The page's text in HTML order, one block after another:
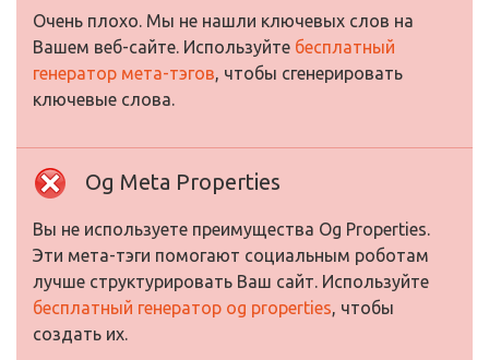
Очень плохо. Мы не нашли ключевых слов на
Вашем веб-сайте. Используйте бесплатный
генератор мета-тэгов, чтобы сгенерировать
ключевые слова.
Og Meta Properties
Вы не используете преимущества Og Properties.
Эти мета-тэги помогают социальным роботам
лучше структурировать Ваш сайт. Используйте
бесплатный генератор og properties, чтобы
создать их.